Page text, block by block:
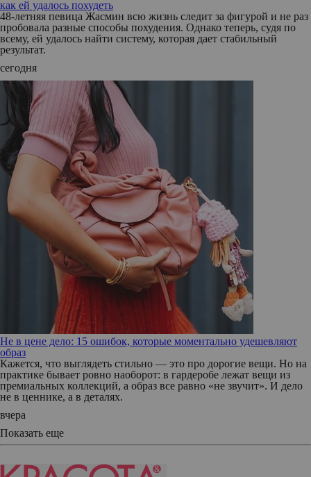
как ей удалось похудеть
48-летняя певица Жасмин всю жизнь следит за фигурой и не раз
пробовала разные способы похудения. Однако теперь, судя по
всему, ей удалось найти систему, которая дает стабильный
результат.
сегодня
Не в цене дело: 15 ошибок, которые моментально удешевляют
образ
Кажется, что выглядеть стильно — это про дорогие вещи. Но на
практике бывает ровно наоборот: в гардеробе лежат вещи из
премиальных коллекций, а образ все равно «не звучит». И дело
не в ценнике, а в деталях.
вчера
Показать еще